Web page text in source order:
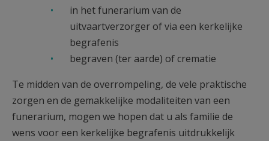
in het funerarium van de
uitvaartverzorger of via een kerkelijke
begrafenis
begraven (ter aarde) of crematie
Te midden van de overrompeling, de vele praktische
zorgen en de gemakkelijke modaliteiten van een
funerarium, mogen we hopen dat u als familie de
wens voor een kerkelijke begrafenis uitdrukkelijk